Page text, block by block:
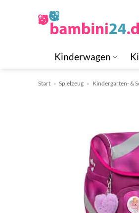
Kinderwagen
Start » Spielzeug » Kindergarten- &